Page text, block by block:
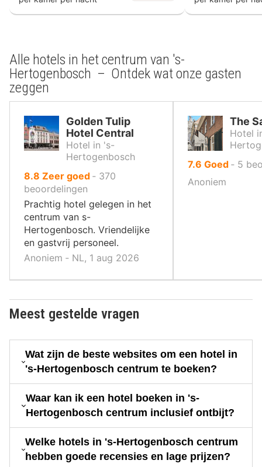
Alle hotels in het centrum van 's-
Hertogenbosch – Ontdek wat onze gasten
zeggen
Golden Tulip
Hotel Central
Hotel in 's-
Hertogenbosch
8.8 uit
10
,
Zeer goed ‐ 370
beoordelingen
Prachtig hotel gelegen in het
centrum van s-
Hertogenbosch. Vriendelijke
en gastvrij personeel.
Anoniem ‐ NL, 1 aug 2026
The
Hotel
7.6 uit
10
Goed ‐ 5
Anoniem
Meest gestelde vragen
Wat zijn de beste websites om een hotel in
's-Hertogenbosch centrum te boeken?
Waar kan ik een hotel boeken in 's-
Hertogenbosch centrum inclusief ontbijt?
Welke hotels in 's-Hertogenbosch centrum
hebben goede recensies en lage prijzen?